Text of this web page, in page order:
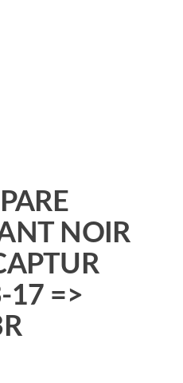
NOIR
17 =>